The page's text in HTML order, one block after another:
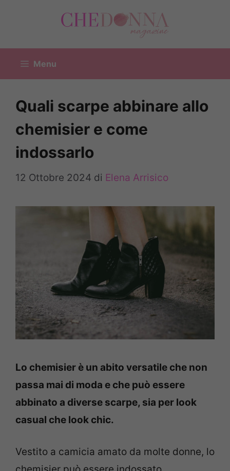
Menu
Quali scarpe abbinare allo
chemisier e come
indossarlo
12 Ottobre 2024 di Elena Arrisico
Lo chemisier è un abito versatile che non
passa mai di moda e che può essere
abbinato a diverse scarpe, sia per look
casual che look chic.
Vestito a camicia amato da molte donne, lo